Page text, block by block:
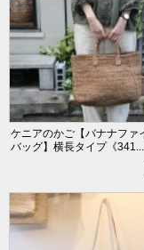
ケニアのかご【バナナファ
バッグ】横長タイプ《341...